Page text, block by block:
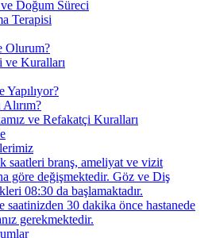
Doğum Süreci
Terapisi
Olurum?
ve Kuralları
Yapılıyor?
ve Refakatçi Kuralları
saatleri branş, ameliyat ve vizit
göre değişmektedir. Göz ve Diş
08:30 da başlamaktadır.
saatinizden 30 dakika önce hastanede
gerekmektedir.